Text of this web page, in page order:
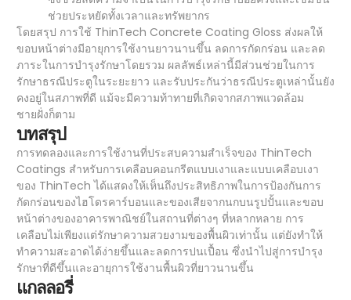
ช่วยประหยัดทั้งเวลาและทรัพยากร
โดยสรุป การใช้ ThinTech Concrete Coating Gloss ส่งผลให้
ขอบหน้าต่างมีอายุการใช้งานยาวนานขึ้น ลดการกัดกร่อน และลด
ภาระในการบำรุงรักษาโดยรวม ผลลัพธ์เหล่านี้มีส่วนช่วยในการ
รักษาธรณีประตูในระยะยาว และรับประกันว่าธรณีประตูเหล่านั้นยัง
คงอยู่ในสภาพที่ดี แม้จะมีความท้าทายที่เกิดจากสภาพแวดล้อม
ชายฝั่งก็ตาม
บทสรุป
การทดลองและการใช้งานที่ประสบความสำเร็จของ ThinTech
Coatings สำหรับการเคลือบคอนกรีตแบบเงาและแบบเคลือบเงา
ของ ThinTech ได้แสดงให้เห็นถึงประสิทธิภาพในการป้องกันการ
กัดกร่อนของไฮโดรคาร์บอนและของเสียจากนกบนรูปปั้นและขอบ
หน้าต่างของอาคารพาณิชย์ในสถานที่ต่างๆ ที่หลากหลาย การ
เคลือบไม่เพียงแต่รักษาความสวยงามของพื้นผิวเท่านั้น แต่ยังทำให้
ทำความสะอาดได้ง่ายขึ้นและลดการปนเปื้อน ซึ่งนำไปสู่การบำรุง
รักษาที่ดีขึ้นและอายุการใช้งานพื้นผิวที่ยาวนานขึ้น
แกลลอรี่